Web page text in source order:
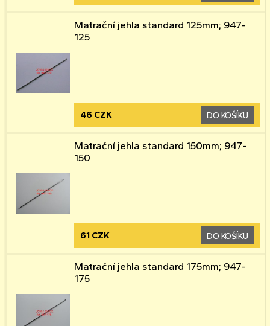
Matrační jehla standard 125mm; 947-
125
46 CZK DO KOŠÍKU
Matrační jehla standard 150mm; 947-
150
61 CZK DO KOŠÍKU
Matrační jehla standard 175mm; 947-
175